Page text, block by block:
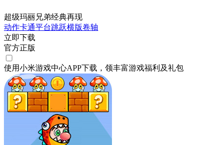
超级玛丽兄弟经典再现
动作卡通平台跳跃横版卷轴
立即下载
官方正版
使用小米游戏中心APP下载 ，领丰富游戏福利 及礼包